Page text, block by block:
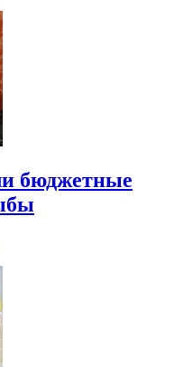
бюджетные